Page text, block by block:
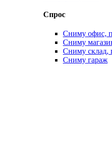
Спрос
Сниму офис,
Сниму
Сниму склад,
Сниму гараж